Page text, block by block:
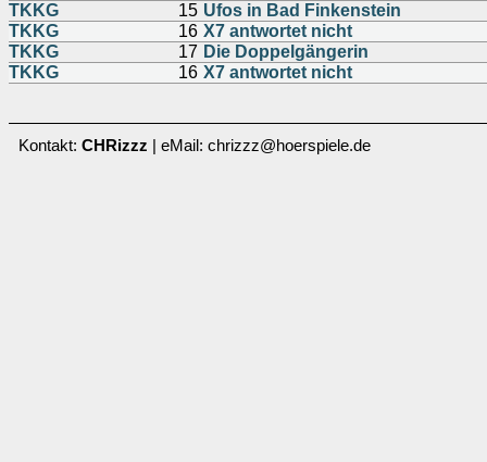
TKKG
15 Ufos in Bad Finkenstein
TKKG
16 X7 antwortet nicht
TKKG
17 Die Doppelgängerin
TKKG
16 X7 antwortet nicht
Kontakt: CHRizzz | eMail: chrizzz@hoerspiele.de